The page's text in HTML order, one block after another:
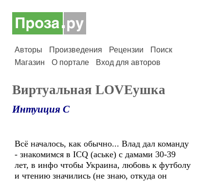
Авторы Произведения Рецензии
Поиск
Магазин
О портале Вход для авторов
Виртуальная LOVEушка
Интуиция С
Всё началось, как обычно... Влад дал команду
- знакомимся в ICQ (аське) с дамами 30-39
лет, в инфо чтобы Украина, любовь к футболу
и чтению значились (не знаю, откуда он